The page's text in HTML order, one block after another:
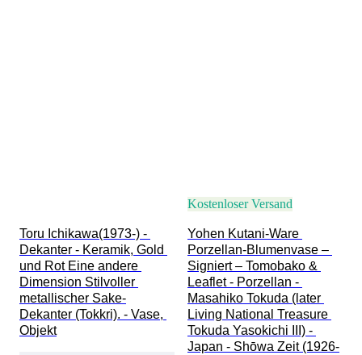
Toru Ichikawa(1973-) -
Dekanter - Keramik, Gold
und Rot Eine andere
Dimension Stilvoller
metallischer Sake-
Dekanter (Tokkri). - Vase,
Objekt
Kostenloser Versand
Yohen Kutani-Ware
Porzellan-Blumenvase –
Signiert – Tomobako &
Leaflet - Porzellan -
Masahiko Tokuda (later
Living National Treasure
Tokuda Yasokichi III) -
Japan - Shōwa Zeit (1926-